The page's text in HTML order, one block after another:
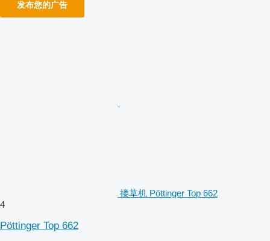
发布您的广告
搂草机 Pöttinger Top 662
4
Pöttinger Top 662